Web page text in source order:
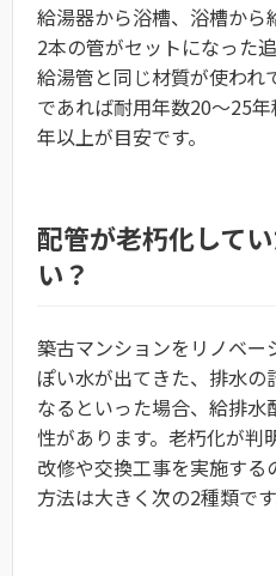
給湯器から浴槽、浴槽から
2本の管がセットになった
給湯管と同じ材質が使われ
であれば耐用年数20〜25
年以上が目安です。
配管が老朽化して
い？
築古マンションをリノベー
ぽい水が出てきた、排水
なるといった場合、給排
性があります。老朽化が判
改修や交換工事を実施す
方法は大きく次の2種類です